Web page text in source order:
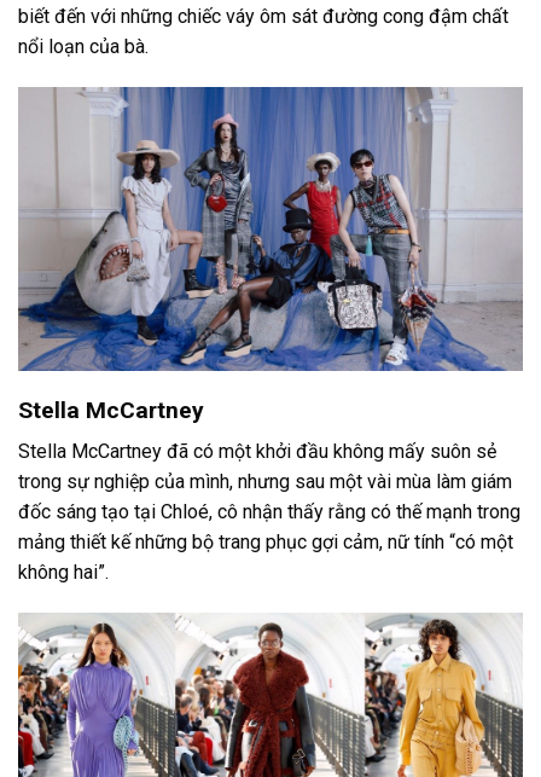
biết đến với những chiếc váy ôm sát đường cong đậm chất
nổi loạn của bà.
Stella McCartney
Stella McCartney đã có một khởi đầu không mấy suôn sẻ
trong sự nghiệp của mình, nhưng sau một vài mùa làm giám
đốc sáng tạo tại Chloé, cô nhận thấy rằng có thế mạnh trong
mảng thiết kế những bộ trang phục gợi cảm, nữ tính “có một
không hai”.